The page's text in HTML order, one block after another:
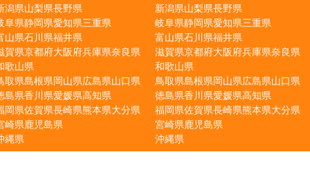
潟県山梨県長野県
阜県静岡県愛知県三重県
山県石川県福井県
賀県京都府大阪府兵庫県奈良県
歌山県
取県島根県岡山県広島県山口県
島県香川県愛媛県高知県
岡県佐賀県長崎県熊本県大分県
崎県鹿児島県
縄県
新潟県山梨県長野県
岐阜県静岡県愛知県三重県
富山県石川県福井県
滋賀県京都府大阪府兵庫県奈良県
和歌山県
鳥取県島根県岡山県広島県山口県
徳島県香川県愛媛県高知県
福岡県佐賀県長崎県熊本県大分県
宮崎県鹿児島県
沖縄県